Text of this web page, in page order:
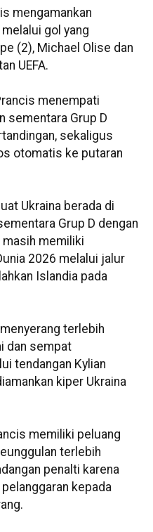
mengamankan
gol yang
(2), Michael Olise dan
UEFA.
menempati
sementara Grup D
sekaligus
otomatis ke putaran
Ukraina berada di
Grup D dengan
masih memiliki
2026 melalui jalur
Islandia pada
terlebih
dan sempat
tendangan Kylian
kiper Ukraina
memiliki peluang
terlebih
penalti karena
kepada